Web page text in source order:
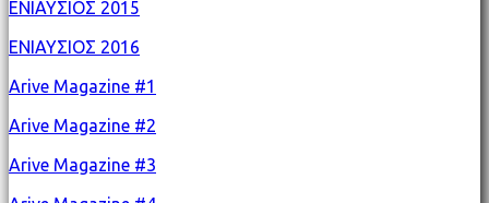
ΕΝΙΑΥΣΙΟΣ 2015
ΕΝΙΑΥΣΙΟΣ 2016
Arive Magazine #1
Arive Magazine #2
Arive Magazine #3